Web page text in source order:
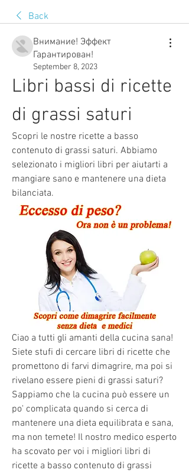
Back
Внимание! Эффект
Гарантирован!
September 8, 2023
Libri bassi di ricette
di grassi saturi
Scopri le nostre ricette a basso
contenuto di grassi saturi. Abbiamo
selezionato i migliori libri per aiutarti a
mangiare sano e mantenere una dieta
bilanciata.
Ciao a tutti gli amanti della cucina sana!
Siete stufi di cercare libri di ricette che
promettono di farvi dimagrire, ma poi si
rivelano essere pieni di grassi saturi?
Sappiamo che la cucina può essere un
po' complicata quando si cerca di
mantenere una dieta equilibrata e sana,
ma non temete! Il nostro medico esperto
ha scovato per voi i migliori libri di
ricette a basso contenuto di grassi